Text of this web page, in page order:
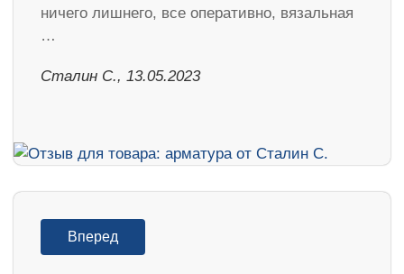
ничего лишнего, все оперативно, вязальная
…
Сталин С., 13.05.2023
Вперед